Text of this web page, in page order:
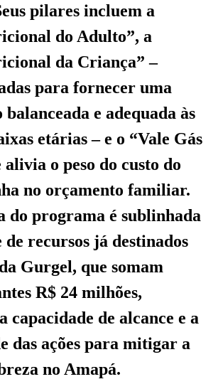
pilares incluem a
do Adulto”, a
da Criança” –
para fornecer uma
e adequada às
etárias – e o “Vale Gás
alivia o peso do custo do
no orçamento familiar.
do programa é sublinhada
recursos já destinados
Gurgel, que somam
R$ 24 milhões,
capacidade de alcance e a
das ações para mitigar a
no Amapá.